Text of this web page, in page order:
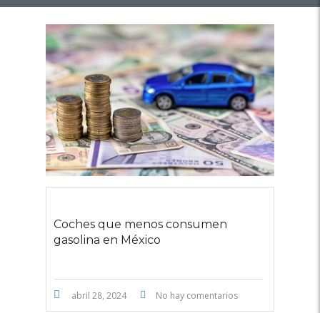
Coches que menos consumen
gasolina en México
abril 28, 2024 No hay comentarios